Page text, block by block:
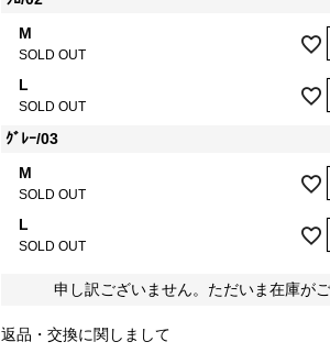
M
SOLD OUT
L
SOLD OUT
ｸﾞﾚｰ/03
M
SOLD OUT
L
SOLD OUT
申し訳ございません。ただいま在庫がご
返品・交換に関しまして